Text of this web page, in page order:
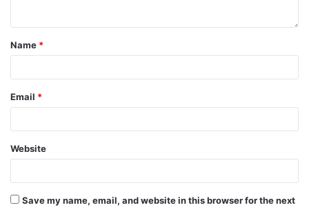
Name *
Email *
Website
Save my name, email, and website in this browser for the next